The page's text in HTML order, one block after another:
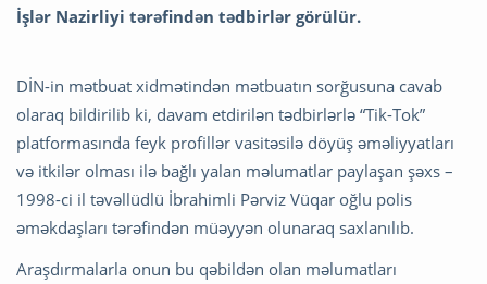
İşlər Nazirliyi tərəfindən tədbirlər görülür.
DİN-in mətbuat xidmətindən mətbuatın sorğusuna cavab
olaraq bildirilib ki, davam etdirilən tədbirlərlə “Tik-Tok”
platformasında feyk profillər vasitəsilə döyüş əməliyyatları
və itkilər olması ilə bağlı yalan məlumatlar paylaşan şəxs –
1998-ci il təvəllüdlü İbrahimli Pərviz Vüqar oğlu polis
əməkdaşları tərəfindən müəyyən olunaraq saxlanılıb.
Araşdırmalarla onun bu qəbildən olan məlumatları